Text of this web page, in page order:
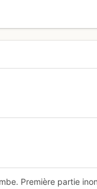
Première partie